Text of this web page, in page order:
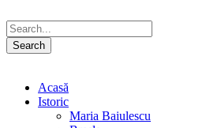
Acasă
Istoric
Maria Baiulescu